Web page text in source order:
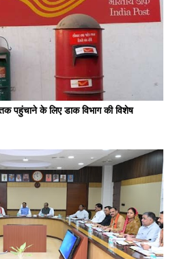
पहुंचाने के लिए डाक विभाग की विशेष